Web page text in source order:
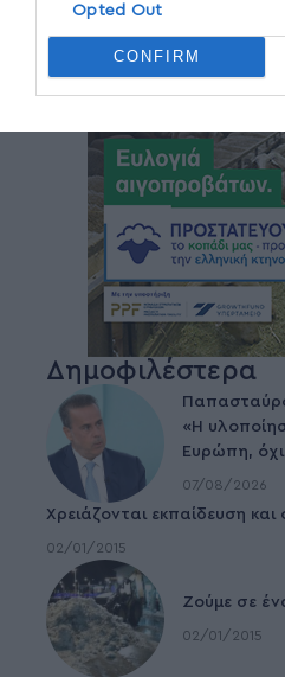
Opted Out
CONFIRM
Δημοφιλέστερα
«Η
Ευρώπη,
07/08/2026
Χρειάζονται εκπαίδευση και
02/01/2015
Ζούμε σε
02/01/2015